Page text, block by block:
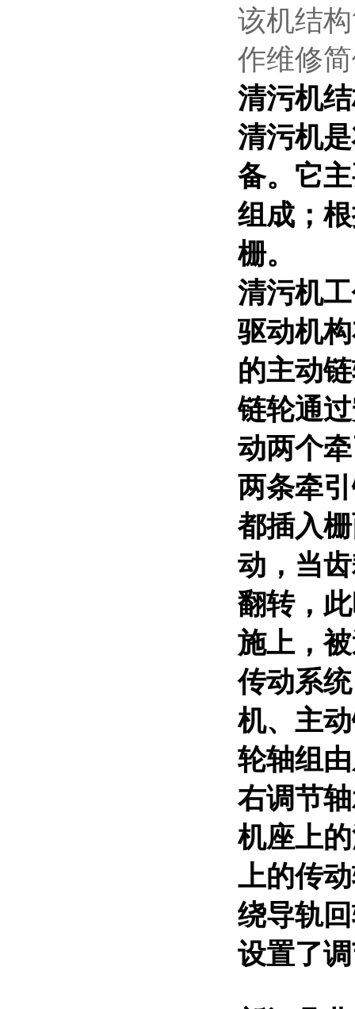
该机结
作维修
清污机
清污机
备。它
组成；
栅。
清污机
驱动机
的主动
链轮通
动两个
两条牵
都插入
动，当
翻转，
施上，
传动系
机、主
轮轴组
右调节
机座上
上的传
绕导轨
设置了